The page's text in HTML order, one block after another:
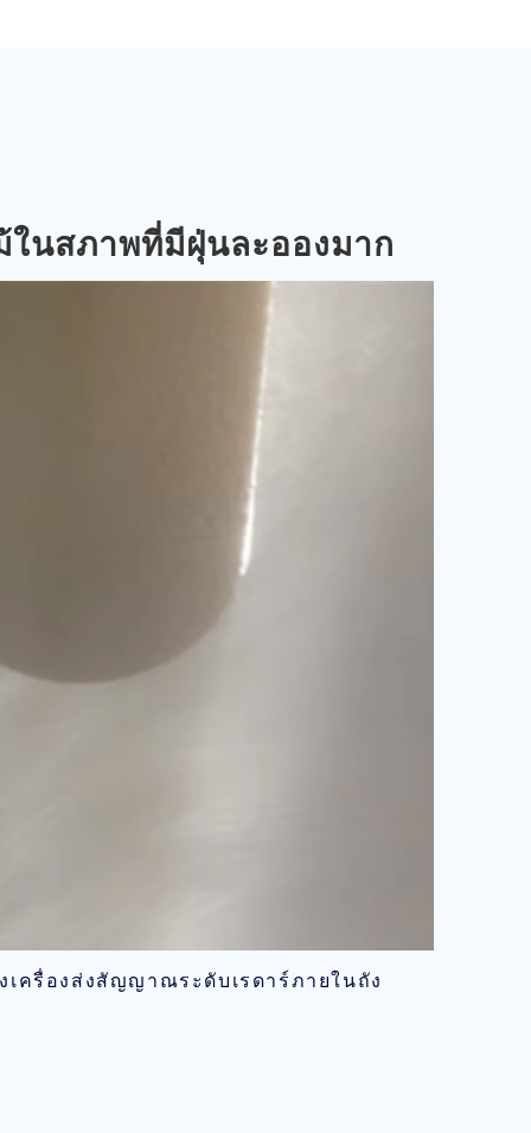
ในสภาพที่มีฝุ่นละอองมาก
เครื่องส่งสัญญาณระดับเรดาร์ภายในถัง